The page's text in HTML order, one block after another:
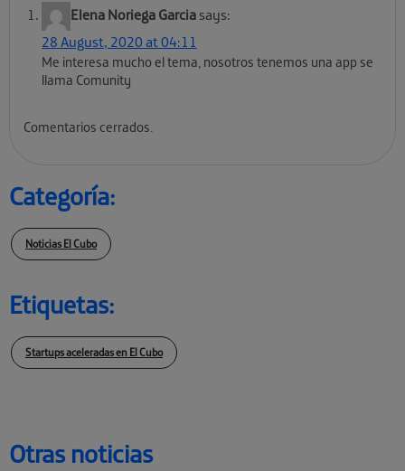
Otras noticias
Elena Noriega Garcia says:
28 August, 2020 at 04:11
Me interesa mucho el tema, nosotros tenemos una app se
llama Comunity
Comentarios cerrados.
Categoría:
Noticias El Cubo
Etiquetas:
Startups aceleradas en El Cubo